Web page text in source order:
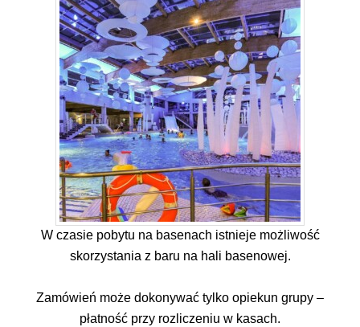
W czasie pobytu na basenach istnieje możliwość
skorzystania z baru na hali basenowej.
Zamówień może dokonywać tylko opiekun grupy –
płatność przy rozliczeniu w kasach.